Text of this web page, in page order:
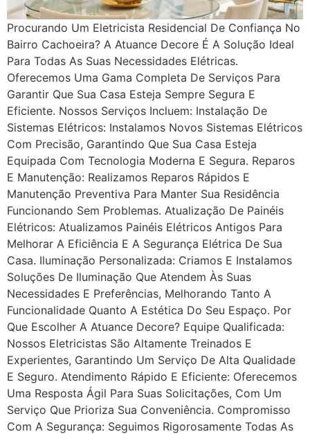
Procurando Um Eletricista Residencial De Confiança No
Bairro Cachoeira? A Atuance Decore É A Solução Ideal
Para Todas As Suas Necessidades Elétricas.
Oferecemos Uma Gama Completa De Serviços Para
Garantir Que Sua Casa Esteja Sempre Segura E
Eficiente. Nossos Serviços Incluem: Instalação De
Sistemas Elétricos: Instalamos Novos Sistemas Elétricos
Com Precisão, Garantindo Que Sua Casa Esteja
Equipada Com Tecnologia Moderna E Segura. Reparos
E Manutenção: Realizamos Reparos Rápidos E
Manutenção Preventiva Para Manter Sua Residência
Funcionando Sem Problemas. Atualização De Painéis
Elétricos: Atualizamos Painéis Elétricos Antigos Para
Melhorar A Eficiência E A Segurança Elétrica De Sua
Casa. Iluminação Personalizada: Criamos E Instalamos
Soluções De Iluminação Que Atendem Às Suas
Necessidades E Preferências, Melhorando Tanto A
Funcionalidade Quanto A Estética Do Seu Espaço. Por
Que Escolher A Atuance Decore? Equipe Qualificada:
Nossos Eletricistas São Altamente Treinados E
Experientes, Garantindo Um Serviço De Alta Qualidade
E Seguro. Atendimento Rápido E Eficiente: Oferecemos
Uma Resposta Ágil Para Suas Solicitações, Com Um
Serviço Que Prioriza Sua Conveniência. Compromisso
Com A Segurança: Seguimos Rigorosamente Todas As